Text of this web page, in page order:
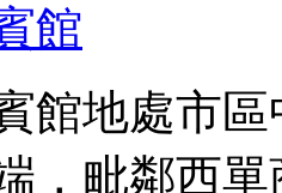
館
館地處市
，毗鄰西